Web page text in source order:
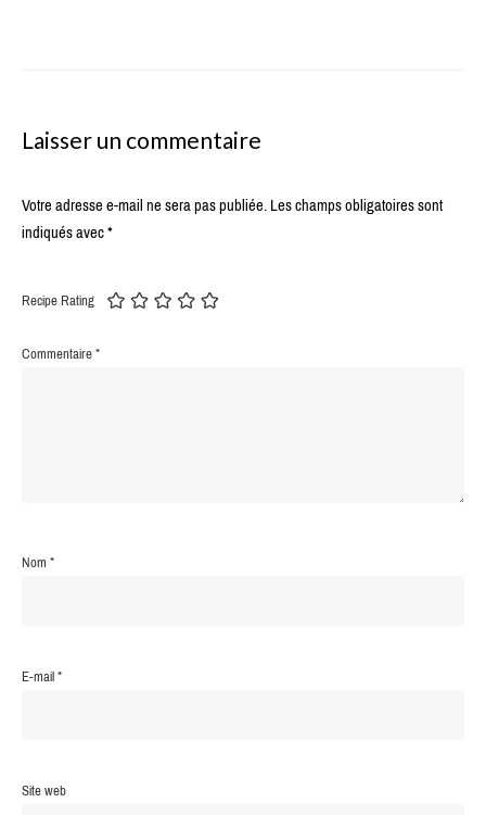
Laisser un commentaire
Votre adresse e-mail ne sera pas publiée.Les champs obligatoires sont
indiqués avec*
Recipe Rating
Commentaire*
Nom*
E-mail*
Site web